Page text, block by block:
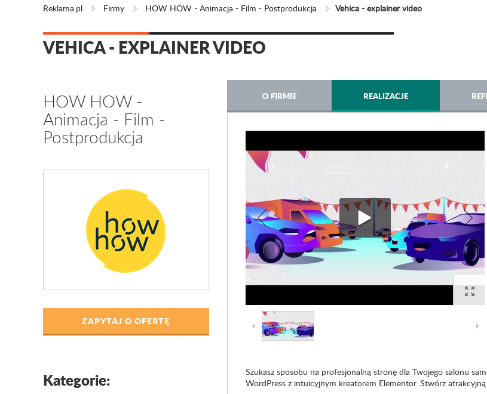
Reklama.pl Firmy HOW HOW - Animacja - Film - Postprodukcja Vehica - explainer video
VEHICA - EXPLAINER VIDEO
HOW HOW -
Animacja - Film -
Postprodukcja
ZAPYTAJ O OFERTĘ
Kategorie:
O FIRMIE REALIZACJE
Szukasz sposobu na profesjonalną stronę dla Twojego salonu
WordPress z intuicyjnym kreatorem Elementor. Stwórz